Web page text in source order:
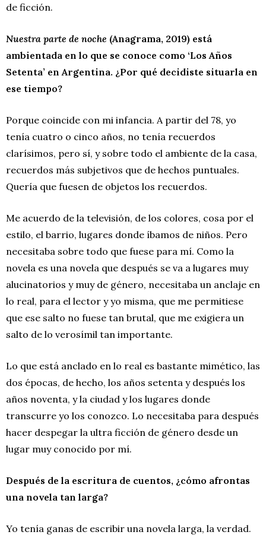
de ficción.
Nuestra parte de noche (Anagrama, 2019) está
ambientada en lo que se conoce como ‘Los Años
Setenta’ en Argentina. ¿Por qué decidiste situarla en
ese tiempo?
Porque coincide con mi infancia. A partir del 78, yo
tenía cuatro o cinco años, no tenía recuerdos
clarísimos, pero sí, y sobre todo el ambiente de la casa,
recuerdos más subjetivos que de hechos puntuales.
Quería que fuesen de objetos los recuerdos.
Me acuerdo de la televisión, de los colores, cosa por el
estilo, el barrio, lugares donde íbamos de niños. Pero
necesitaba sobre todo que fuese para mí. Como la
novela es una novela que después se va a lugares muy
alucinatorios y muy de género, necesitaba un anclaje en
lo real, para el lector y yo misma, que me permitiese
que ese salto no fuese tan brutal, que me exigiera un
salto de lo verosímil tan importante.
Lo que está anclado en lo real es bastante mimético, las
dos épocas, de hecho, los años setenta y después los
años noventa, y la ciudad y los lugares donde
transcurre yo los conozco. Lo necesitaba para después
hacer despegar la ultra ficción de género desde un
lugar muy conocido por mí.
Después de la escritura de cuentos, ¿cómo afrontas
una novela tan larga?
Yo tenía ganas de escribir una novela larga, la verdad.